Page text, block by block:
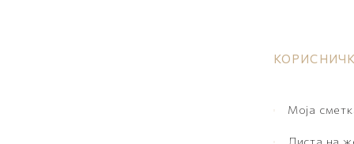
Моја
Листа на